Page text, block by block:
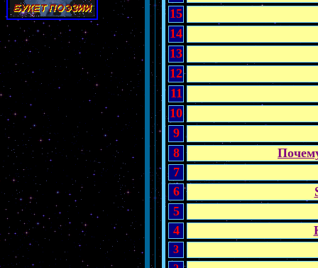
15
14
13
12
11
10
9
8
7
6
5
4
3